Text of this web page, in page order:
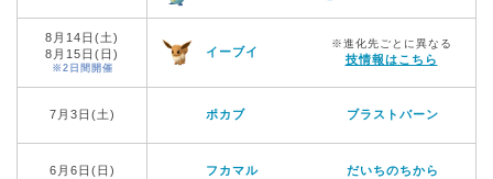
8月14日(土)
8月15日(日)
※2日間開催
イーブイ
※進化先ごとに異なる
技情報はこちら
7月3日(土) ポカブ ブラストバーン
6月6日(日) フカマル だいちのちから